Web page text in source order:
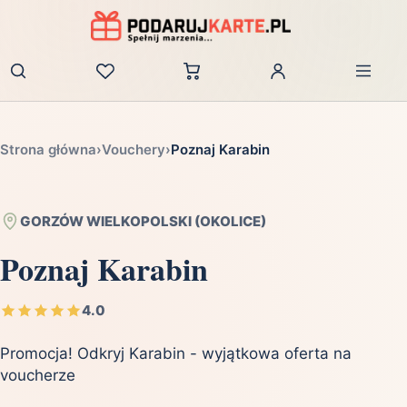
Zaloguj
Strona główna›Vouchery›Poznaj Karabin
GORZÓW WIELKOPOLSKI (OKOLICE)
Poznaj Karabin
4.0
Promocja! Odkryj Karabin - wyjątkowa oferta na
voucherze